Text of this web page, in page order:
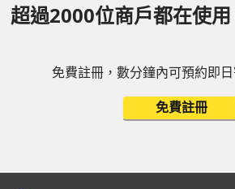
超過2000位商戶都在使用
免費註冊，數分鐘內可預約即日
免費註冊